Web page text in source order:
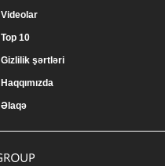
Videolar
Top 10
Gizlilik şərtləri
Haqqımızda
Əlaqə